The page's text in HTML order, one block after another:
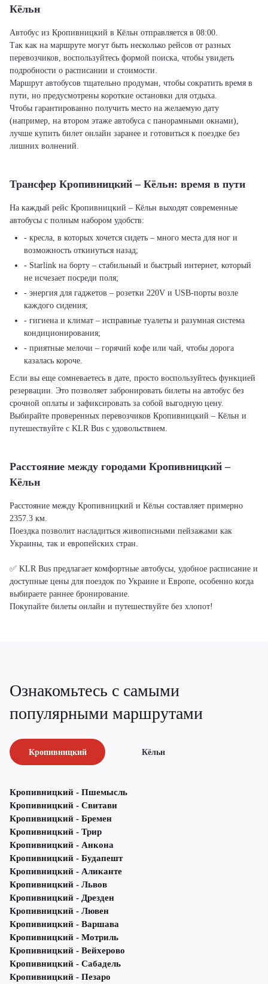
Кёльн
Автобус из Кропивницкий в Кёльн отправляется в 08:00.
Так как на маршруте могут быть несколько рейсов от разных
перевозчиков, воспользуйтесь формой поиска, чтобы увидеть
подробности о расписании и стоимости.
Маршрут автобусов тщательно продуман, чтобы сократить время в
пути, но предусмотрены короткие остановки для отдыха.
Чтобы гарантированно получить место на желаемую дату
(например, на втором этаже автобуса с панорамными окнами),
лучше купить билет онлайн заранее и готовиться к поездке без
лишних волнений.
Трансфер Кропивницкий – Кёльн: время в пути
На каждый рейс Кропивницкий – Кёльн выходят современные
автобусы с полным набором удобств:
- кресла, в которых хочется сидеть – много места для ног и
возможность откинуться назад;
- Starlink на борту – стабильный и быстрый интернет, который
не исчезает посреди поля;
- энергия для гаджетов – розетки 220V и USB-порты возле
каждого сидения;
- гигиена и климат – исправные туалеты и разумная система
кондиционирования;
- приятные мелочи – горячий кофе или чай, чтобы дорога
казалась короче.
Если вы еще сомневаетесь в дате, просто воспользуйтесь функцией
резервации. Это позволяет забронировать билеты на автобус без
срочной оплаты и зафиксировать за собой выгодную цену.
Выбирайте проверенных перевозчиков Кропивницкий – Кёльн и
путешествуйте с KLR Bus с удовольствием.
Расстояние между городами Кропивницкий –
Кёльн
Расстояние между Кропивницкий и Кёльн составляет примерно
2357.3 км.
Поездка позволит насладиться живописными пейзажами как
Украины, так и европейских стран.
✅ KLR Bus предлагает комфортные автобусы, удобное расписание и
доступные цены для поездок по Украине и Европе, особенно когда
выбираете раннее бронирование.
Покупайте билеты онлайн и путешествуйте без хлопот!
Ознакомьтесь с самыми
популярными маршрутами
Кропивницкий Кёльн
Кропивницкий - Пшемысль
Кропивницкий - Свитави
Кропивницкий - Бремен
Кропивницкий - Трир
Кропивницкий - Анкона
Кропивницкий - Будапешт
Кропивницкий - Аликанте
Кропивницкий - Львов
Кропивницкий - Дрезден
Кропивницкий - Лювен
Кропивницкий - Варшава
Кропивницкий - Мотриль
Кропивницкий - Вейхерово
Кропивницкий - Сабадель
Кропивницкий - Пезаро